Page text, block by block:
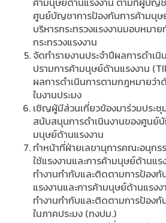
ศูนย์บัญชาการป้องกันการค้ามนุษ
บริหารกระทรวงแรงงานมอบหมา
กระทรวงแรงงาน
จัดทำรายงานประจำปีผลการดำเ
ปรามการค้ามนุษย์ด้านแรงงาน
ผลการดำเนินการตามกฎหมายว่า
ในงานประมง
เชิญผู้มีส่วนเกี่ยวข้องมาร่วมประ
สนับสนุนการดำเนินงานของศูนย์
มนุษย์ด้านแรงงาน
ทำหน้าที่ฝ่ายเลขานุการคณะอนุก
ใช้แรงงานและการค้ามนุษย์ด้านแ
ทำงานกำกับและติดตามการป้อง
แรงงานและการค้ามนุษย์ด้านแรง
ทำงานกำกับและติดตามการป้อง
ในภาคประมง (ทงปม.)